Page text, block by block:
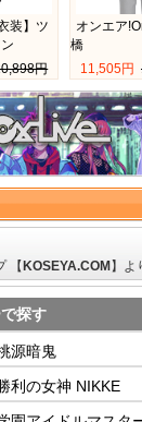
装】ツ
円
オンエア
橋
11,505円
【KOSEYA.COM】よ
探す
源暗鬼
利の女神 NIKKE